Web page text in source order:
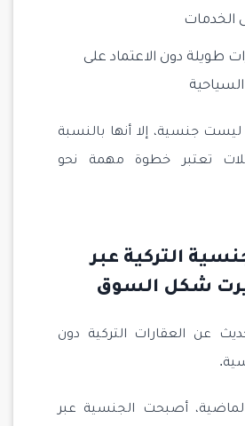
الخدمات
طويلة دون الاعتماد على
ليست جنسية، إلا أنها بالنسبة
تعتبر خطوة مهمة نحو
التركية عبر
شكل السوق
عن العقارات التركية دون
أصبحت الجنسية عبر